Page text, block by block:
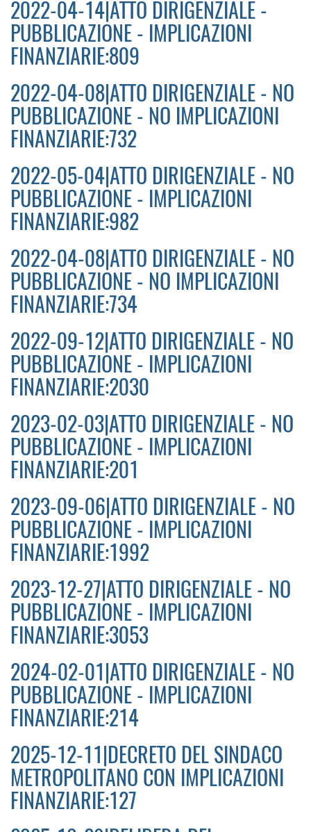
2022-04-14|ATTO DIRIGENZIALE -
PUBBLICAZIONE - IMPLICAZIONI
FINANZIARIE:809
2022-04-08|ATTO DIRIGENZIALE - NO
PUBBLICAZIONE - NO IMPLICAZIONI
FINANZIARIE:732
2022-05-04|ATTO DIRIGENZIALE - NO
PUBBLICAZIONE - IMPLICAZIONI
FINANZIARIE:982
2022-04-08|ATTO DIRIGENZIALE - NO
PUBBLICAZIONE - NO IMPLICAZIONI
FINANZIARIE:734
2022-09-12|ATTO DIRIGENZIALE - NO
PUBBLICAZIONE - IMPLICAZIONI
FINANZIARIE:2030
2023-02-03|ATTO DIRIGENZIALE - NO
PUBBLICAZIONE - IMPLICAZIONI
FINANZIARIE:201
2023-09-06|ATTO DIRIGENZIALE - NO
PUBBLICAZIONE - IMPLICAZIONI
FINANZIARIE:1992
2023-12-27|ATTO DIRIGENZIALE - NO
PUBBLICAZIONE - IMPLICAZIONI
FINANZIARIE:3053
2024-02-01|ATTO DIRIGENZIALE - NO
PUBBLICAZIONE - IMPLICAZIONI
FINANZIARIE:214
2025-12-11|DECRETO DEL SINDACO
METROPOLITANO CON IMPLICAZIONI
FINANZIARIE:127